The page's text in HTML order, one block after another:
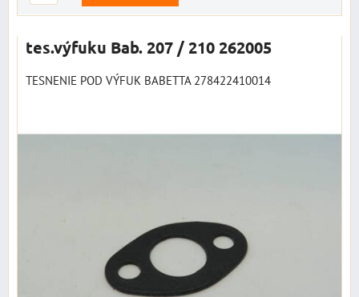
tes.výfuku Bab. 207 / 210 262005
TESNENIE POD VÝFUK BABETTA 278422410014